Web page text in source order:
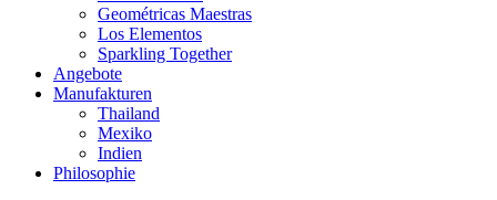
Geométricas Maestras
Los Elementos
Sparkling Together
Angebote
Manufakturen
Thailand
Mexiko
Indien
Philosophie